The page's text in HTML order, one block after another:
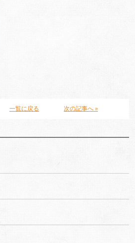
一覧に戻る 次の記事へ »